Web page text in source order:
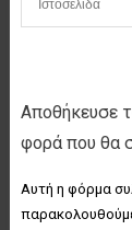
Αποθήκευσε
φορά που θα
Αυτή η φόρμα